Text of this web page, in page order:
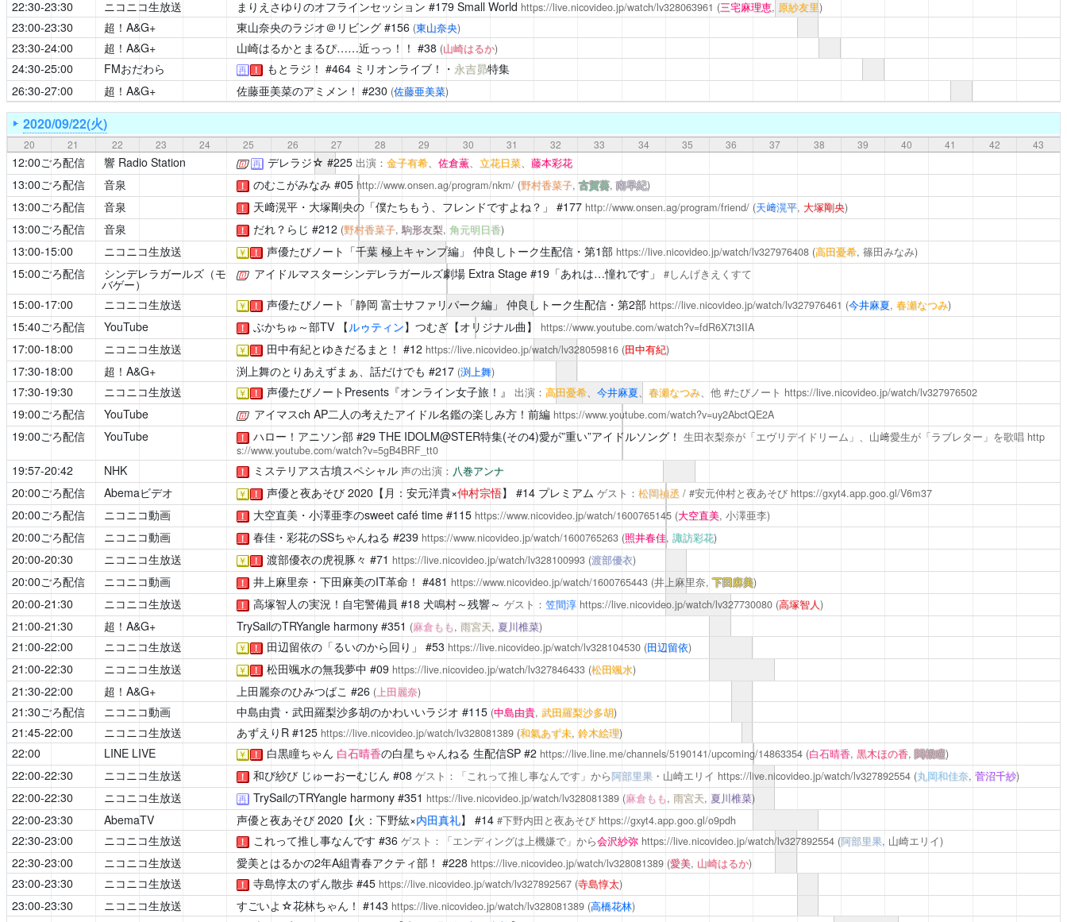
22:30-23:30 ニコニコ生放送 まりえさゆりのオフラインセッション #179 Small World https://live.nicovideo.jp/watch/lv328063961 (三宅麻理恵, 原紗友里)
23:00-23:30 超！A&G+ 東山奈央のラジオ＠リビング#156 (東山奈央)
23:30-24:00 超！A&G+ 山崎はるかとまるぴ……近っっ！！ #38 (山崎はるか)
24:30-25:00 FMおだわら 再 ！ もとラジ！ #464 ミリオンライブ！・ 永吉昴特集
26:30-27:00
超！A&G+ 佐藤亜美菜のアミメン！ #230 (佐藤亜美菜)
2020/09/22(火)
20 21 22 23 24 25 26 27 28 29 30 31 32 33 34 35 36 37 38 39 40 41 42 43
12:00ごろ配信 響 Radio Station
[公式] 再 デレラジ☆ #225 出演： 金子有希、 佐倉薫、 立花日菜、 藤本彩花
13:00ごろ配信 音泉 ！ のむこがみなみ #05 http://www.onsen.ag/program/nkm/ (野村香菜子,古賀葵,南早紀)
13:00ごろ配信 音泉 ！ 天﨑滉平・大塚剛央の「僕たちもう、フレンドですよね？」 #177 http://www.onsen.ag/program/friend/ (天﨑滉平, 大塚剛央)
13:00ごろ配信 音泉 ！ だれ？らじ #212 (野村香菜子, 駒形友梨, 角元明日香)
13:00-15:00 ニコニコ生放送 ￥ ！ 声優たびノート「千葉 極上キャンプ編」 仲良しトーク生配信・第1部 https://live.nicovideo.jp/watch/lv327976408 (高田憂希, 篠田みなみ)
15:00ごろ配信 シンデレラガールズ（モ
バゲー）
[公式] アイドルマスターシンデレラガールズ劇場Extra Stage #19「あれは…憧れです」 #しんげきえくすて
15:00-17:00 ニコニコ生放送 ￥ ！ 声優たびノート「静岡 富士サファリパーク編」 仲良しトーク生配信・第2部 https://live.nicovideo.jp/watch/lv327976461 (今井麻夏, 春瀬なつみ)
15:40ごろ配信 YouTube ！ ぶかちゅ～部TV【ルゥティン】つむぎ【オリジナル曲】 https://www.youtube.com/watch?v=fdR6X7t3IIA
17:00-18:00 ニコニコ生放送 ￥ ！ 田中有紀とゆきだるまと！ #12 https://live.nicovideo.jp/watch/lv328059816 (田中有紀)
17:30-18:00 超！A&G+ 渕上舞のとりあえずまぁ、話だけでも #217 (渕上舞)
17:30-19:30 ニコニコ生放送 ￥ ！ 声優たびノートPresents『オンライン女子旅！』 出演： 高田憂希、 今井麻夏、 春瀬なつみ、他 #たびノート https://live.nicovideo.jp/watch/lv327976502
19:00ごろ配信 YouTube
[公式] アイマスch AP二人の考えたアイドル名鑑の楽しみ方！前編 https://www.youtube.com/watch?v=uy2AbctQE2A
19:00ごろ配信 YouTube ！ ハロー！アニソン部 #29 THE IDOLM@STER特集(その4)愛が”重い”アイドルソング！ 生田衣梨奈が「エヴリデイドリーム」、山﨑愛生が「ラブレター」を歌唱 http
s://www.youtube.com/watch?v=5gB4BRF_tt0
19:57-20:42 NHK ！ ミステリアス古墳スペシャル 声の出演： 八巻アンナ
20:00ごろ配信 Abemaビデオ ￥ ！ 声優と夜あそび2020【月：安元洋貴×仲村宗悟】 #14 プレミアム ゲスト： 松岡禎丞/ #安元仲村と夜あそび https://gxyt4.app.goo.gl/V6m37
20:00ごろ配信 ニコニコ動画 ！ 大空直美・小澤亜李のsweet café time#115 https://www.nicovideo.jp/watch/1600765145 (大空直美, 小澤亜李)
20:00ごろ配信 ニコニコ動画 ！ 春佳・彩花のSSちゃんねる #239 https://www.nicovideo.jp/watch/1600765263 (照井春佳, 諏訪彩花)
20:00-20:30 ニコニコ生放送 ￥ ！ 渡部優衣の虎視豚々 #71 https://live.nicovideo.jp/watch/lv328100993 (渡部優衣)
20:00ごろ配信 ニコニコ動画 ！ 井上麻里奈・下田麻美のIT革命！ #481 https://www.nicovideo.jp/watch/1600765443 (井上麻里奈,下田麻美)
20:00-21:30 ニコニコ生放送 ！ 高塚智人の実況！自宅警備員 #18 犬鳴村～残響～ ゲスト： 笠間淳 https://live.nicovideo.jp/watch/lv327730080 (高塚智人)
21:00-21:30 超！A&G+ TrySailのTRYangle harmony#351 (麻倉もも, 雨宮天, 夏川椎菜)
21:00-22:00 ニコニコ生放送 ￥ ！ 田辺留依の「るいのから回り」 #53 https://live.nicovideo.jp/watch/lv328104530 (田辺留依)
21:00-22:30 ニコニコ生放送 ￥ ！ 松田颯水の無我夢中 #09 https://live.nicovideo.jp/watch/lv327846433 (松田颯水)
21:30-22:00 超！A&G+ 上田麗奈のひみつばこ #26 (上田麗奈)
21:30ごろ配信 ニコニコ動画 中島由貴・武田羅梨沙多胡のかわいいラジオ #115 (中島由貴, 武田羅梨沙多胡)
21:45-22:00 ニコニコ生放送 あずえりR#125 https://live.nicovideo.jp/watch/lv328081389 (和氣あず未, 鈴木絵理)
22:00 LINE LIVE ￥ ！ 白黒瞳ちゃん 白石晴香の白星ちゃんねる 生配信SP #2 https://live.line.me/channels/5190141/upcoming/14863354 (白石晴香, 黒木ほの香,関根瞳)
22:00-22:30 ニコニコ生放送 ！ 和び紗び じゅーおーむじん #08 ゲスト：「これって推し事なんです」から阿部里果・山崎エリイ https://live.nicovideo.jp/watch/lv327892554 (丸岡和佳奈, 菅沼千紗)
22:00-22:30 ニコニコ生放送 再 TrySailのTRYangle harmony#351 https://live.nicovideo.jp/watch/lv328081389 (麻倉もも, 雨宮天, 夏川椎菜)
22:00-23:30 AbemaTV 声優と夜あそび2020【火：下野紘×内田真礼】 #14 #下野内田と夜あそび https://gxyt4.app.goo.gl/o9pdh
22:30-23:00 ニコニコ生放送 ！ これって推し事なんです #36 ゲスト：「エンディングは上機嫌で」から会沢紗弥 https://live.nicovideo.jp/watch/lv327892554 (阿部里果, 山崎エリイ)
22:30-23:00 ニコニコ生放送 愛美とはるかの2年A組青春アクティ部！ #228 https://live.nicovideo.jp/watch/lv328081389 (愛美, 山崎はるか)
23:00-23:30 ニコニコ生放送 ！ 寺島惇太のずん散歩#45 https://live.nicovideo.jp/watch/lv327892567 (寺島惇太)
23:00-23:30 ニコニコ生放送 すごいよ☆花林ちゃん！ #143 https://live.nicovideo.jp/watch/lv328081389 (高橋花林)